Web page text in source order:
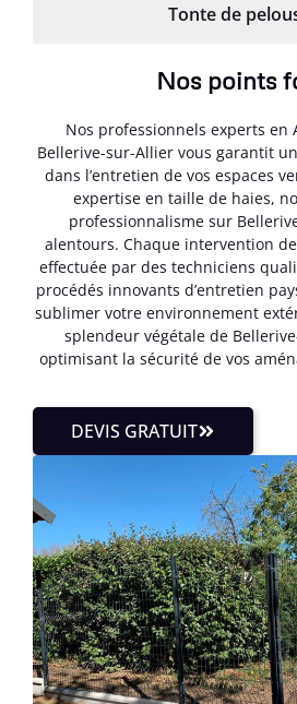
Tonte de
Nos points
Nos professionnels experts en
Bellerive-sur-Allier vous garantit
dans l’entretien de vos espaces
expertise en taille de haies,
professionnalisme sur
alentours. Chaque intervention
effectuée par des techniciens
procédés innovants d’entretien
sublimer votre environnement
splendeur végétale de
optimisant la sécurité de vos
DEVIS GRATUIT